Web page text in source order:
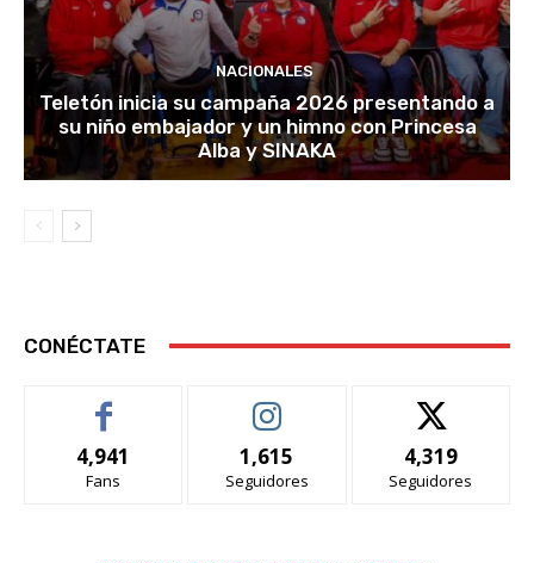
NACIONALES
Teletón inicia su campaña 2026 presentando a
su niño embajador y un himno con Princesa
Alba y SINAKA
CONÉCTATE
4,941
Fans
1,615
Seguidores
4,319
Seguidores